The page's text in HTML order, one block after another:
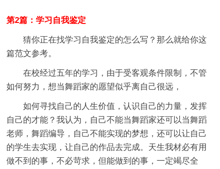
第2篇：学习自我鉴定
猜你正在找学习自我鉴定的怎么写？那么就给你这
篇范文参考。
在校经过五年的学习，由于受客观条件限制，不管
如何努力，想当舞蹈家的愿望似乎离自己很远，
如何寻找自己的人生价值，认识自己的力量，发挥
自己的才能？我认为，自己不能当舞蹈家还可以当舞蹈
老师，舞蹈编导，自己不能实现的梦想，还可以让自己
的学生去实现，让自己的作品去完成。天生我材必有用
做不到的事，不必苛求，但能做到的事，一定竭尽全